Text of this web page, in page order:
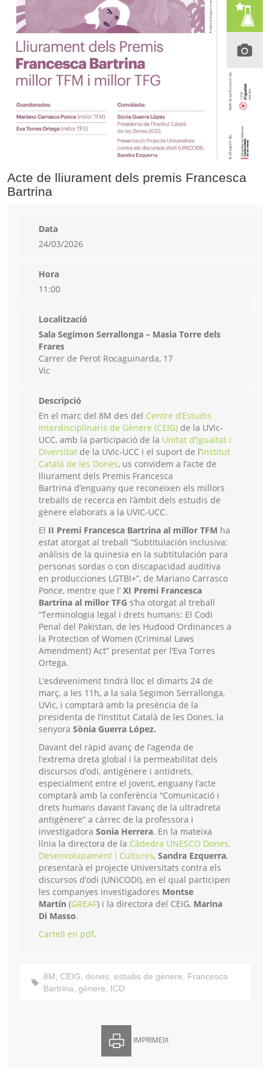
Acte de lliurament dels premis Francesca
Bartrina
Data
24/03/2026
Hora
11:00
Localització
Sala Segimon Serrallonga – Masia Torre dels
Frares
Carrer de Perot Rocaguinarda, 17
Vic
Descripció
En el marc del 8M des del Centre d’Estudis
Interdisciplinaris de Gènere (CEIG) de la UVic-
UCC, amb la participació de la Unitat d’Igualtat i
Diversitat de la UVic-UCC i el suport de l’Institut
Català de les Dones, us convidem a l’acte de
lliurament dels Premis Francesca
Bartrina d’enguany que reconeixen els millors
treballs de recerca en l’àmbit dels estudis de
gènere elaborats a la UVIC-UCC.
El II Premi Francesca Bartrina al millor TFM ha
estat atorgat al treball “Subtitulación inclusiva:
análisis de la quinesia en la subtitulación para
personas sordas o con discapacidad auditiva
en producciones LGTBI+”, de Mariano Carrasco
Ponce, mentre que l’ XI Premi Francesca
Bartrina al millor TFG s’ha otorgat al treball
“Terminologia legal i drets humans: El Codi
Penal del Pakistan, de les Hudood Ordinances a
la Protection of Women (Criminal Laws
Amendment) Act” presentat per l’Eva Torres
Ortega.
L’esdeveniment tindrà lloc el dimarts 24 de
març, a les 11h, a la sala Segimon Serrallonga,
UVic, i comptarà amb la presència de la
presidenta de l’Institut Català de les Dones, la
senyora Sònia Guerra López.
Davant del ràpid avanç de l’agenda de
l’extrema dreta global i la permeabilitat dels
discursos d’odi, antigènere i antidrets,
especialment entre el jovent, enguany l’acte
comptarà amb la conferència “Comunicació i
drets humans davant l’avanç de la ultradreta
antigènere” a càrrec de la professora i
investigadora Sonia Herrera. En la mateixa
línia la directora de la Cádedra UNESCO Dones,
Desenvolupament i Cultures, Sandra Ezquerra,
presentarà el projecte Universitats contra els
discursos d’odi (UNICODI), en el qual participen
les companyes investigadores Montse
Martín (GREAF) i la directora del CEIG, Marina
Di Masso.
Cartell en pdf.
8M, CEIG, dones, estudis de gènere, Francesca
Bartrina, gènere, ICD
IMPRIMEIX